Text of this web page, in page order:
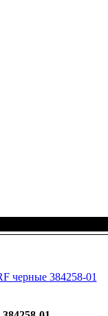
черные 384258-01